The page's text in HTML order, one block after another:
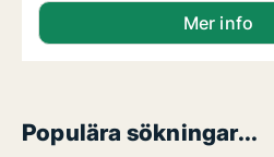
Mer info
Populära sökningar...